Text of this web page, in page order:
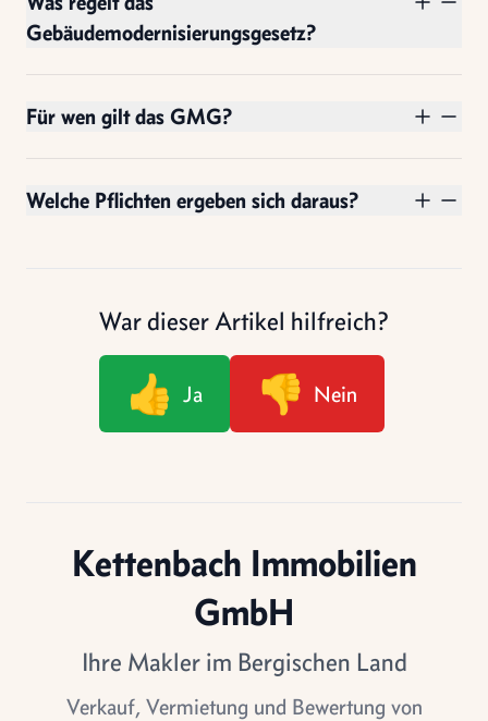
Gebäudemodernisierungsgesetz?
Für wen gilt das GMG?
Welche Pflichten ergeben sich daraus?
War dieser Artikel hilfreich?
👍 Ja 👎 Nein
Kettenbach Immobilien
GmbH
Ihre Makler im Bergischen Land
Verkauf, Vermietung und Bewertung von